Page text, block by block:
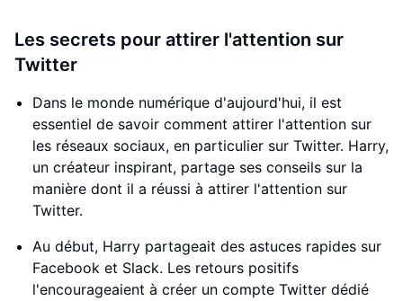
Les secrets pour attirer l'attention sur
Twitter
Dans le monde numérique d'aujourd'hui, il est
essentiel de savoir comment attirer l'attention sur
les réseaux sociaux, en particulier sur Twitter. Harry,
un créateur inspirant, partage ses conseils sur la
manière dont il a réussi à attirer l'attention sur
Twitter.
Au début, Harry partageait des astuces rapides sur
Facebook et Slack. Les retours positifs
l'encourageaient à créer un compte Twitter dédié